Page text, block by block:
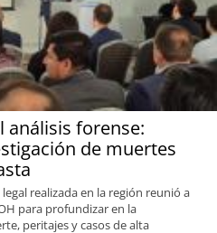
análisis forense:
de muertes
realizada en la región reunió a
para profundizar en la
peritajes y casos de alta